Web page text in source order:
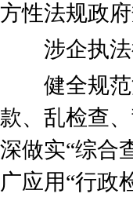
方性法规政
涉企执法
健全规范
款、乱检查
深做实“综合
广应用“行政